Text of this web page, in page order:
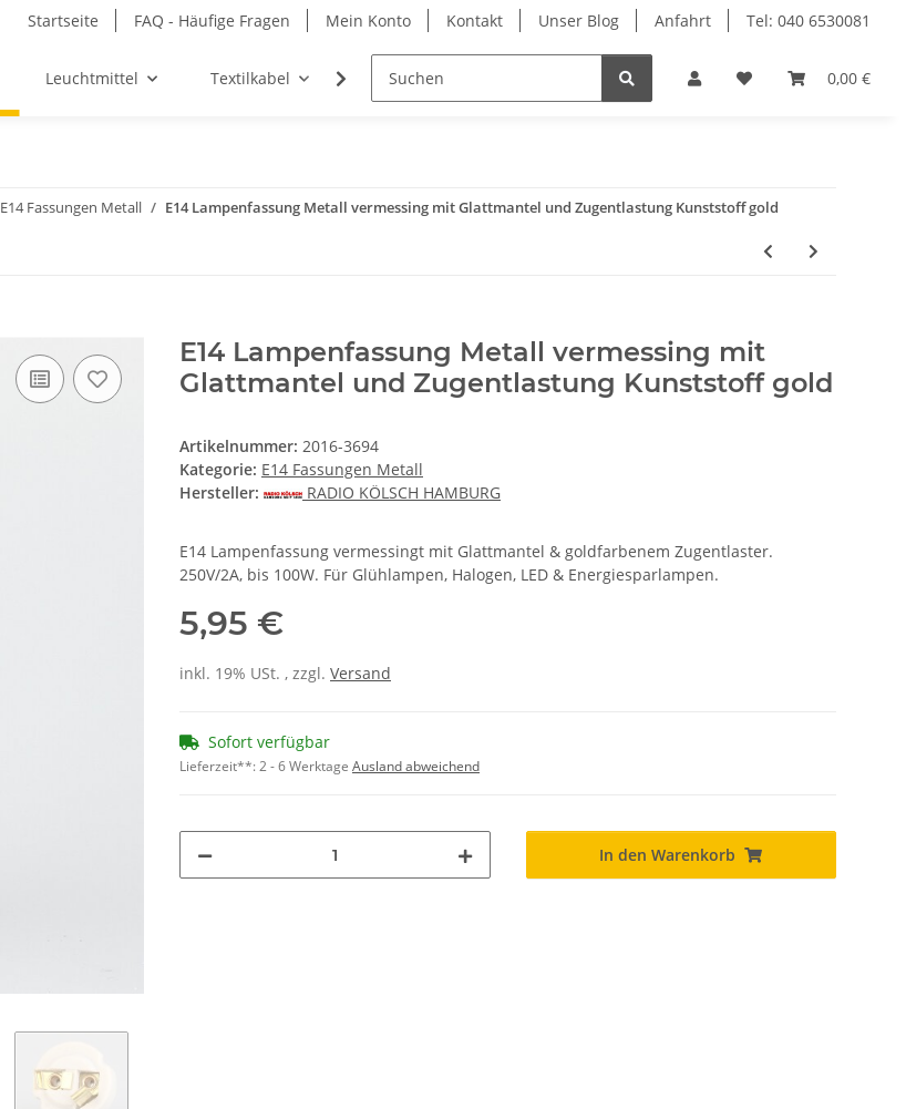
Startseite FAQ - Häufige Fragen Mein Konto Kontakt Unser Blog Anfahrt Tel: 040 6530081
0,00 €
Leuchtmittel Textilkabel Möbel-Ersatzteile
E14 Fassungen Metall E14 Lampenfassung Metall vermessing mit Glattmantel und Zugentlastung Kunststoff gold
E14 Lampenfassung Metall vermessing mit
Glattmantel und Zugentlastung Kunststoff gold
Artikelnummer: 2016-3694
Kategorie: E14 Fassungen Metall
Hersteller:
RADIO KÖLSCH HAMBURG
E14 Lampenfassung vermessingt mit Glattmantel & goldfarbenem Zugentlaster.
250V/2A, bis 100W. Für Glühlampen, Halogen, LED & Energiesparlampen.
5,95 €
inkl. 19% USt. , zzgl. Versand
Sofort verfügbar
Lieferzeit**:2 - 6 Werktage Ausland abweichend
In den Warenkorb